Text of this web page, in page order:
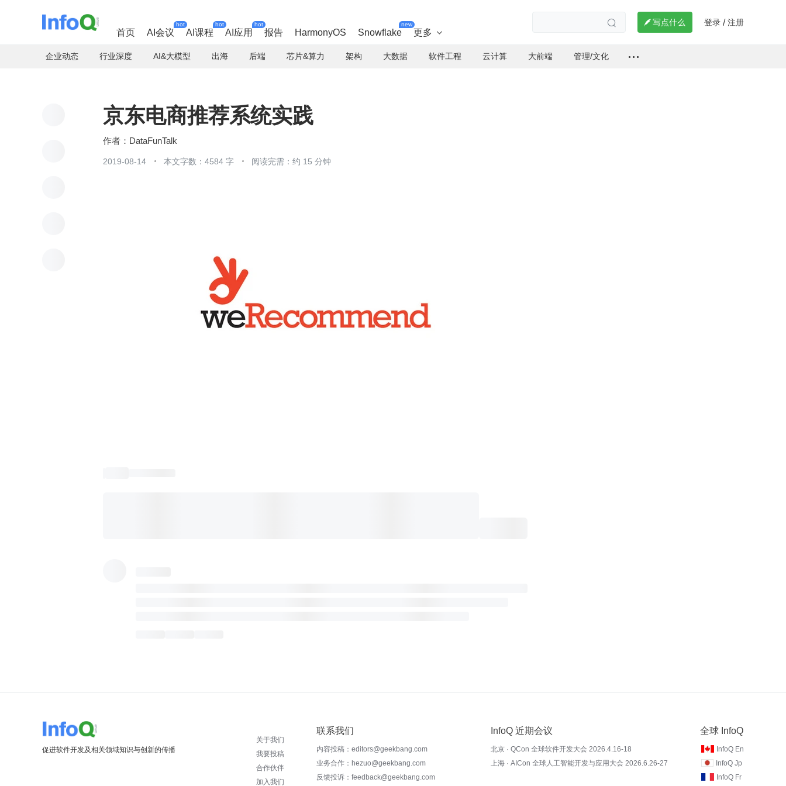
首页 AI会议
hot
AI课程
hot
AI应用
hot
报告 HarmonyOS Snowflake
new
更多 
  写点什么 登录 / 注册
企业动态 行业深度 AI&大模型 出海 后端 芯片&算力 架构 大数据 软件工程 云计算 大前端 管理/文化
京东电商推荐系统实践
DataFunTalk
2019-08-14 本文字数：4584 字 阅读完需：约 15 分钟
促进软件开发及相关领域知识与创新的传播
关于我们
我要投稿
合作伙伴
加入我们
联系我们
内容投稿：editors@geekbang.com
业务合作：hezuo@geekbang.com
反馈投诉：feedback@geekbang.com
InfoQ 近期会议
北京 · QCon 全球软件开发大会 2026.4.16-18
上海 · AICon 全球人工智能开发与应用大会 2026.6.26-27
全球 InfoQ
InfoQ En
InfoQ Jp
InfoQ Fr